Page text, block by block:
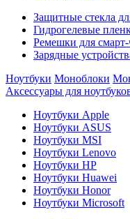
Защитные стекла
Гидрогелевые
Ремешки для смарт-
Зарядные
Ноутбуки Моноблоки
Аксессуары для
Ноутбуки Apple
Ноутбуки ASUS
Ноутбуки MSI
Ноутбуки Lenovo
Ноутбуки HP
Ноутбуки Huawei
Ноутбуки Honor
Ноутбуки Microsoft